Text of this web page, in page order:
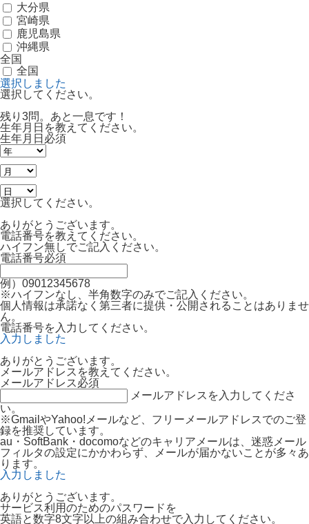
大分県
宮崎県
鹿児島県
沖縄県
全国
全国
選択しました
選択してください。
残り3問。あと一息です！
生年月日を教えてください。
生年月日 必須
選択してください。
ありがとうございます。
電話番号を教えてください。
ハイフン無しでご記入ください。
電話番号必須
例）09012345678
※ハイフンなし、半角数字のみでご記入ください。
個人情報は承諾なく第三者に提供・公開されることはありませ
ん。
電話番号を入力してください。
入力しました
ありがとうございます。
メールアドレスを教えてください。
メールアドレス必須
メールアドレスを入力してくださ
い。
※GmailやYahoo!メールなど、フリーメールアドレスでのご登
録を推奨しています。
au・SoftBank・docomoなどのキャリアメールは、迷惑メール
フィルタの設定にかかわらず、メールが届かないことが多々あ
ります。
入力しました
ありがとうございます。
サービス利用のためのパスワードを
英語と数字8文字以上の組み合わせで入力してください。